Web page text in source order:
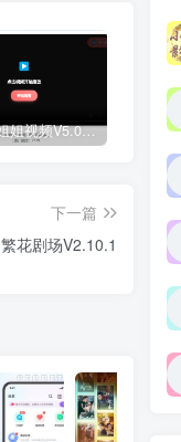
随机小姐姐视频V5.0(开源版) CF全
下一篇
繁花剧场V2.10.1